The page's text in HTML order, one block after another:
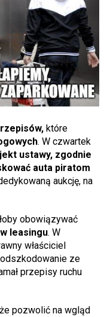
które
. W czwartek
ustawy, zgodnie
auta piratom
aukcję, na
obowiązywać
leasingu. W
właściciel
ze
przepisy ruchu
pozwolić na wgląd